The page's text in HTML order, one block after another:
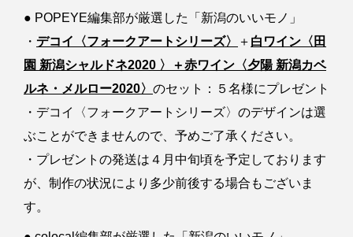
● POPEYE編集部が厳選した「新潟のいいモノ」
・ デコイ〈フォークアートシリーズ〉 ＋ 白ワイン〈田
園 新潟シャルドネ2020 〉＋赤ワイン〈夕陽 新潟カベ
ルネ・メルロー2020〉 のセット：５名様にプレゼント
・デコイ〈フォークアートシリーズ〉のデザインは選
ぶことができませんので、予めご了承ください。
・プレゼントの発送は４月中旬頃を予定しております
が、制作の状況により多少前後する場合もございま
す。